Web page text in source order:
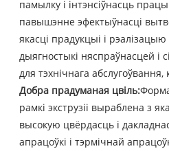
памылку і інтэнсіўнасць
павышэнне эфектыўнасці
якасці прадукцыі і
дыягностыкі няспраўнасцей і
для тэхнічнага абслугоўвання,
Добра прадуманая цвіль:
рамкі экструзіі выраблена з
высокую цвёрдасць і
апрацоўкі і тэрмічнай